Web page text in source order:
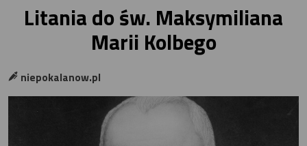
Litania do św. Maksymiliana
Marii Kolbego
niepokalanow.pl